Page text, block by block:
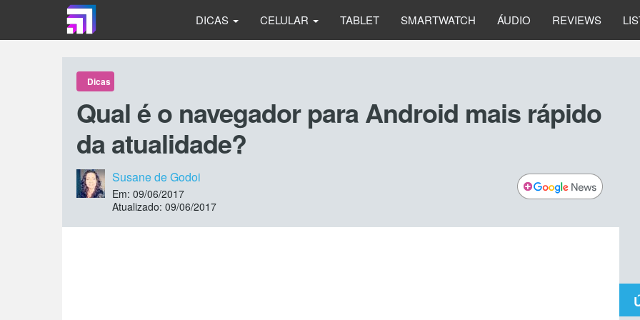
DICAS CELULAR TABLET SMARTWATCH ÁUDIO REVIEWS
Dicas
Qual é o navegador para Android mais rápido
da atualidade?
Susane de Godoi
Em: 09/06/2017
Atualizado: 09/06/2017